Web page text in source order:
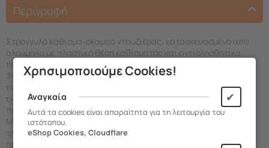
Περιγραφή
Στρογγυλό κάθισμα-σκαμπό ντουζιέρας, κατασκευασμένο από
αλουμίνιο με πλαστική θέση καθίσματος και αντιολησθητικά
πατάκια στις άκρες των ποδιών. Διαθέτει περιστρεφόμενη θέση
360ᵒ που μπορεί να ασφαλίσει σε 6 θέσεις, ρυθμιζόμενα πόδια
που μπορούν να ρυθμίσουν το ύψος από 43-53 εκατοστά και
ενσωματωμένα ''νεύρα'' κάτω από την θέση καθίσματος,
προσφέροντας ακόμη μεγαλύτερη αντοχή βάρους (έως 120kg).
Μπορεί να προσφέρει τις απαραίτητες βοηθητικές λύσεις κατα
τη διάρκεια του μπάνιου σε ανθρώπους με κινησιακά
προβλήματα.
Χρησιμοποιούμε Cookies!
Αναγκαία ✔
Αυτά τα cookies είναι απαραίτητα για τη λειτουργία του
ιστότοπου.
eShop Cookies, Cloudflare